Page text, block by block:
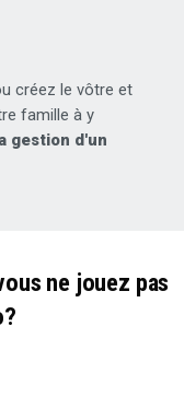
créez le vôtre et
famille à y
gestion d'un
ne jouez pas